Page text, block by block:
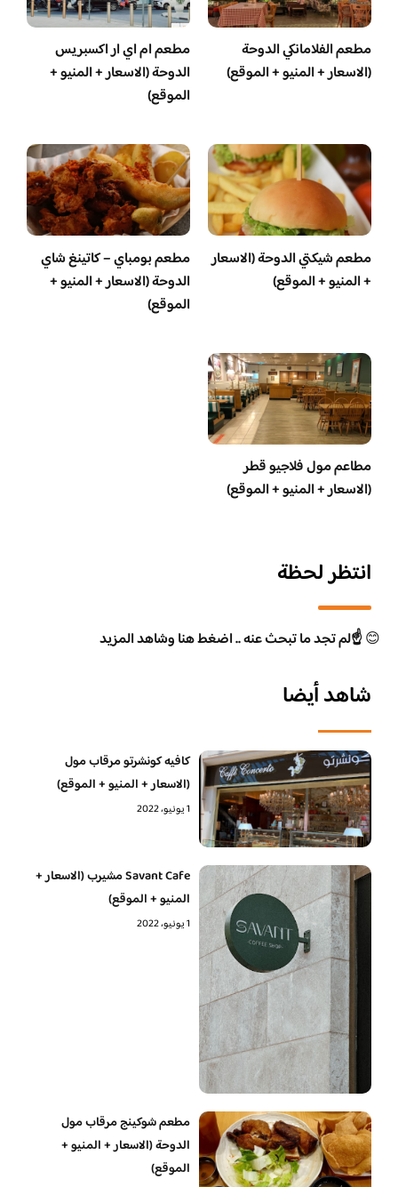
مطعم الفلامانكي الدوحة
(الاسعار + المنيو + الموقع)
مطعم ام اي ار اكسبريس
الدوحة (الاسعار + المنيو +
الموقع)
مطعم شيكتي الدوحة (الاسعار
+ المنيو + الموقع)
مطعم بومباي – كاتينغ شاي
الدوحة (الاسعار + المنيو +
الموقع)
مطاعم مول فلاجيو قطر
(الاسعار + المنيو + الموقع)
انتظر لحظة
😊☝️لم تجد ما تبحث عنه .. اضغط هنا وشاهد المزيد
شاهد أيضا
كافيه كونشرتو مرقاب مول
(الاسعار + المنيو + الموقع)
1 يونيو، 2022
Savant Cafe مشيرب (الاسعار +
المنيو + الموقع)
1 يونيو، 2022
مطعم شوكينج مرقاب مول
الدوحة (الاسعار + المنيو +
الموقع)